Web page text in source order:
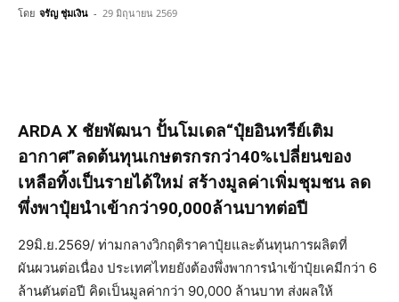
โดย จรัญ ชุ่มเงิน - 29 มิถุนายน 2569
ARDA X ชัยพัฒนา ปั้นโมเดล“ปุ๋ยอินทรีย์เติม
อากาศ”ลดต้นทุนเกษตรกรกว่า40%เปลี่ยนของ
เหลือทิ้งเป็นรายได้ใหม่ สร้างมูลค่าเพิ่มชุมชน ลด
พึ่งพาปุ๋ยนำเข้ากว่า90,000ล้านบาทต่อปี
29มิ.ย.2569/ ท่ามกลางวิกฤติราคาปุ๋ยและต้นทุนการผลิตที่
ผันผวนต่อเนื่อง ประเทศไทยยังต้องพึ่งพาการนำเข้าปุ๋ยเคมีกว่า 6
ล้านตันต่อปี คิดเป็นมูลค่ากว่า 90,000 ล้านบาท ส่งผลให้